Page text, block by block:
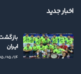
اخبار جدید
ایران
۱۴۰۵/